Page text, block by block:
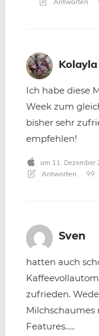
Kolayla
Ich habe diese
Week zum
bisher sehr
empfehlen!
am 11. Dezember
Antworten
Sven
hatten auch
zufrieden.
Features…..